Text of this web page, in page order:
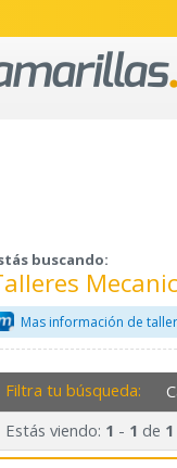
buscando:
Mas información de
Filtra tu búsqueda:
Estás viendo: 1 - 1 de 1